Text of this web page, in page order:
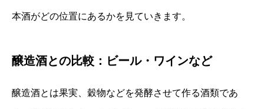
本酒がどの位置にあるかを見ていきます。
醸造酒との比較：ビール・ワインなど
醸造酒とは果実、穀物などを発酵させて作る酒類であ